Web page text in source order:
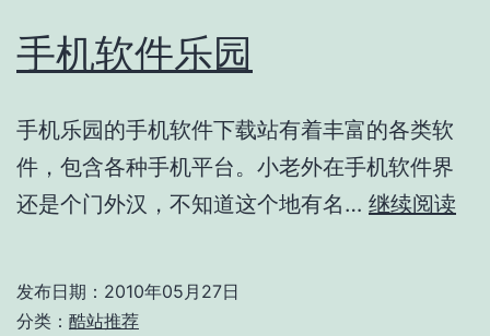
手机软件乐园
手机乐园的手机软件下载站有着丰富的各类软
件，包含各种手机平台。小老外在手机软件界
还是个门外汉，不知道这个地有名… 继续阅读
发布日期： 2010年05月27日
分类： 酷站推荐